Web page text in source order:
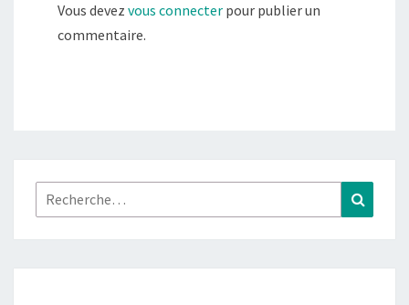
Vous devez vous connecter pour publier un
commentaire.
Rechercher :